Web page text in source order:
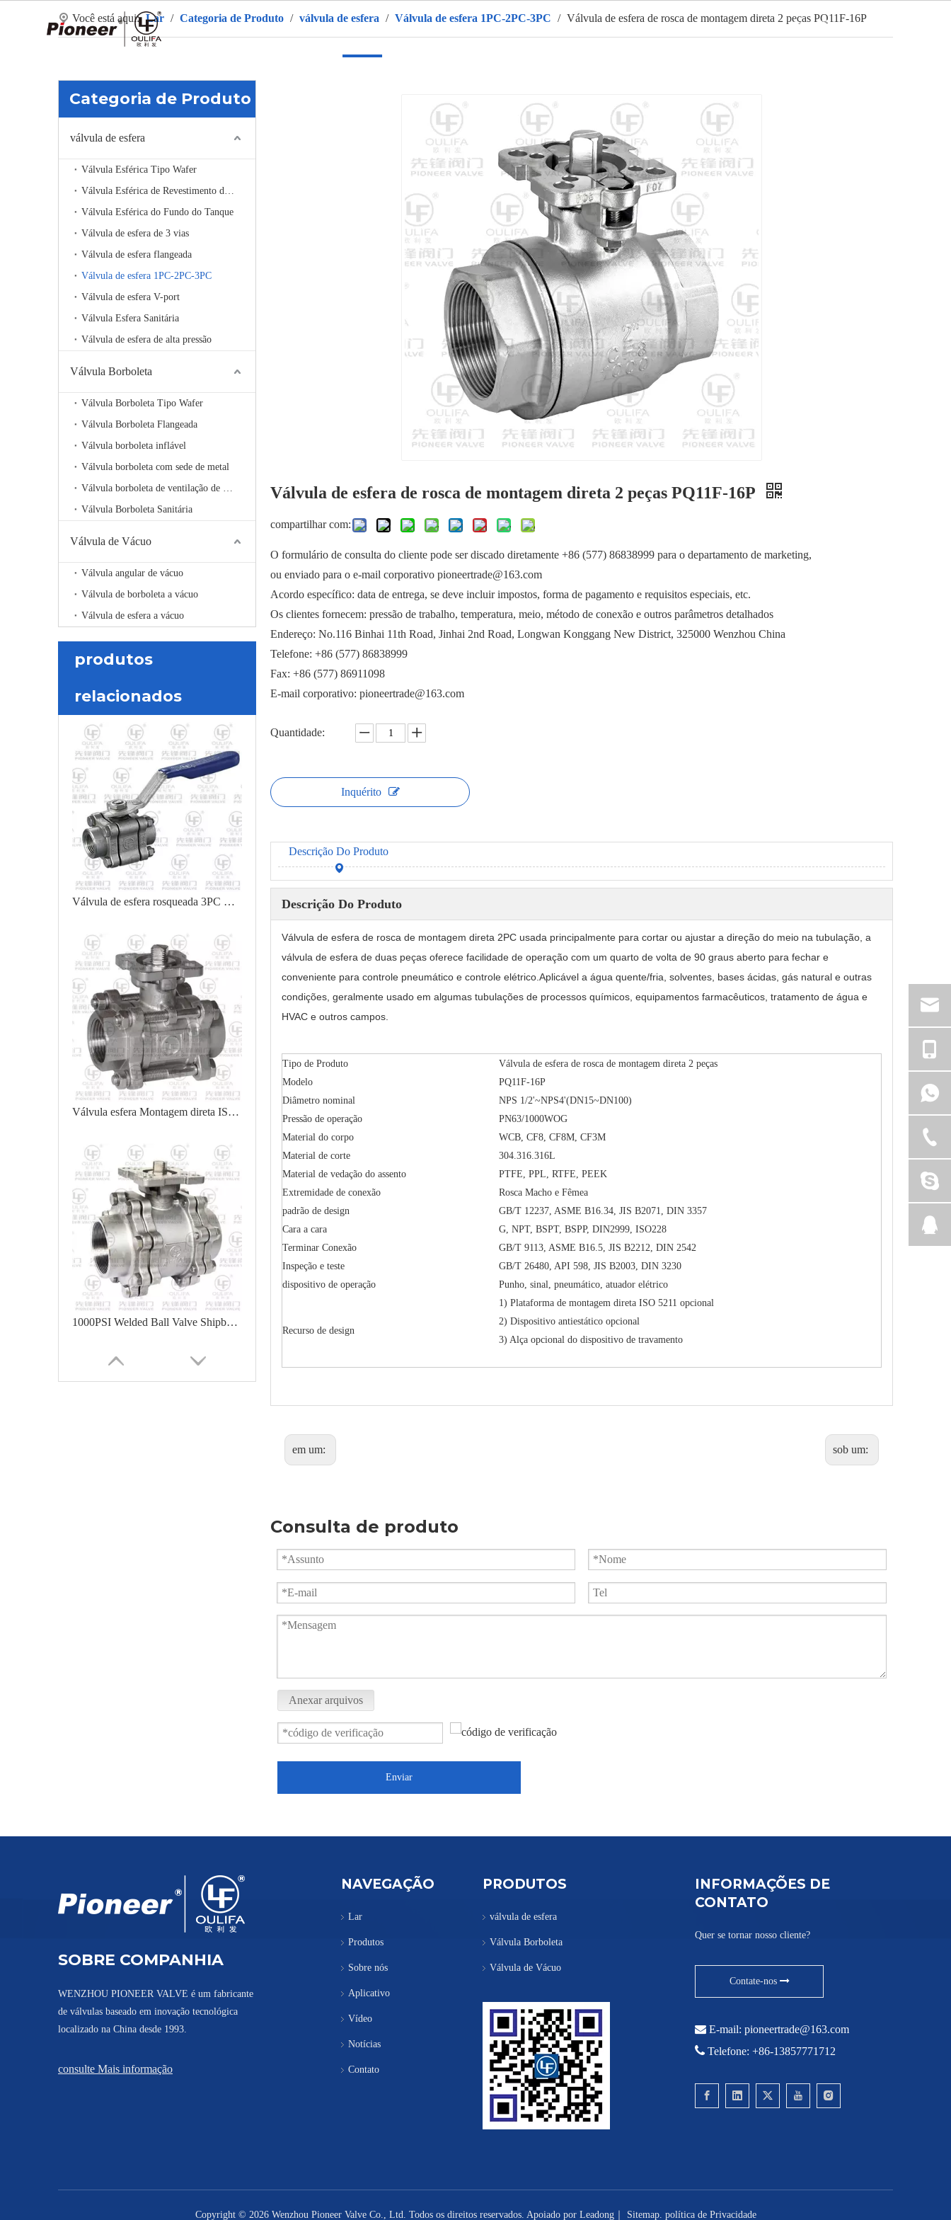
Português
Você está aqui: Lar / Categoria de Produto / válvula de esfera / Válvula de esfera 1PC-2PC-3PC / Válvula de esfera de rosca de montagem direta 2 peças PQ11F-16P
Categoria de Produto
válvula de esfera
Válvula Esférica Tipo Wafer
Válvula Esférica de Revestimento de Aquecimento
Válvula Esférica do Fundo do Tanque
Válvula de esfera de 3 vias
Válvula de esfera flangeada
Válvula de esfera 1PC-2PC-3PC
Válvula de esfera V-port
Válvula Esfera Sanitária
Válvula de esfera de alta pressão
Válvula Borboleta
Válvula Borboleta Tipo Wafer
Válvula Borboleta Flangeada
Válvula borboleta inflável
Válvula borboleta com sede de metal
Válvula borboleta de ventilação de alta temperatura
Válvula Borboleta Sanitária
Válvula de Vácuo
Válvula angular de vácuo
Válvula de borboleta a vácuo
Válvula de esfera a vácuo
produtos
relacionados
Válvula de esfera rosqueada 3PC Q11F-100P
Válvula esfera Montagem direta ISO PQ11F
1000PSI Welded Ball Valve Shipbuilding Oil Chemical
Válvula de esfera de rosca de montagem direta 2 peças PQ11F-16P
compartilhar com:
O formulário de consulta do cliente pode ser discado diretamente +86 (577) 86838999 para o departamento de marketing,
ou enviado para o e-mail corporativo pioneertrade@163.com
Acordo específico: data de entrega, se deve incluir impostos, forma de pagamento e requisitos especiais, etc.
Os clientes fornecem: pressão de trabalho, temperatura, meio, método de conexão e outros parâmetros detalhados
Endereço: No.116 Binhai 11th Road, Jinhai 2nd Road, Longwan Konggang New District, 325000 Wenzhou China
Telefone: +86 (577) 86838999
Fax: +86 (577) 86911098
E-mail corporativo: pioneertrade@163.com
Quantidade:
Inquérito
Descrição Do Produto
Descrição Do Produto
Válvula de esfera de rosca de montagem direta 2PC usada principalmente para cortar ou ajustar a direção do meio na tubulação, a
válvula de esfera de duas peças oferece facilidade de operação com um quarto de volta de 90 graus aberto para fechar e
conveniente para controle pneumático e controle elétrico.Aplicável a água quente/fria, solventes, bases ácidas, gás natural e outras
condições, geralmente usado em algumas tubulações de processos químicos, equipamentos farmacêuticos, tratamento de água e
HVAC e outros campos.
Tipo de Produto
Válvula de esfera de rosca de montagem direta 2 peças
Modelo
PQ11F-16P
Diâmetro nominal
NPS 1/2'~NPS4'(DN15~DN100)
Pressão de operação
PN63/1000WOG
Material do corpo
WCB, CF8, CF8M, CF3M
Material de corte
304.316.316L
Material de vedação do assento
PTFE, PPL, RTFE, PEEK
Extremidade de conexão
Rosca Macho e Fêmea
padrão de design
GB/T 12237, ASME B16.34, JIS B2071, DIN 3357
Cara a cara
G, NPT, BSPT, BSPP, DIN2999, ISO228
Terminar Conexão
GB/T 9113, ASME B16.5, JIS B2212, DIN 2542
Inspeção e teste
GB/T 26480, API 598, JIS B2003, DIN 3230
dispositivo de operação
Punho, sinal, pneumático, atuador elétrico
Recurso de design
1) Plataforma de montagem direta ISO 5211 opcional
2) Dispositivo antiestático opcional
3) Alça opcional do dispositivo de travamento
em um: sob um:
Consulta de produto
Anexar arquivos
Enviar
SOBRE COMPANHIA
WENZHOU PIONEER VALVE é um fabricante
de válvulas baseado em inovação tecnológica
localizado na China desde 1993.
consulte Mais informação
NAVEGAÇÃO
Lar
Produtos
Sobre nós
Aplicativo
Vídeo
Notícias
Contato
PRODUTOS
válvula de esfera
Válvula Borboleta
Válvula de Vácuo
INFORMAÇÕES DE
CONTATO
Quer se tornar nosso cliente?
Contate-nos
 E-mail: pioneertrade@163.com
 Telefone: +86-13857771712
Copyright © 2026Wenzhou Pioneer Valve Co., Ltd. Todos os direitos reservados. Apoiado por Leadong｜ Sitemap. política de Privacidade